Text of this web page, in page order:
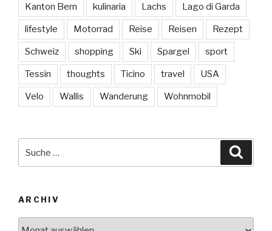
Kanton Bern kulinaria Lachs Lago di Garda
lifestyle Motorrad Reise Reisen Rezept
Schweiz shopping Ski Spargel sport
Tessin thoughts Ticino travel USA
Velo Wallis Wanderung Wohnmobil
nach:
ARCHIV